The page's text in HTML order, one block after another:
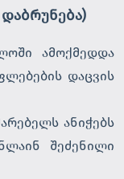
ამოქმედდა
დაცვის
ანიჭებს
შეძენილი